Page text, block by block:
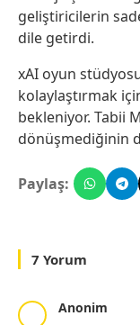
geliştiricilerin
dile getirdi.
xAI oyun
kolaylaştırmak
bekleniyor. Tabii
dönüşmediğinin
Paylaş:
7 Yorum
Anonim